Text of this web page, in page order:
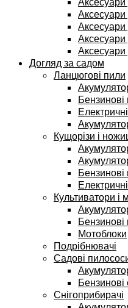
Аксесуари
Аксесуари
Аксесуари
Аксесуари
Догляд за садом
Ланцюгові пили
Бензинові
Кущорізи і
Бензинові
Культиватори і
Бензинові
Мотоблоки
Подрібнювачі
Садові
Бензинові
Снігоприбирачі